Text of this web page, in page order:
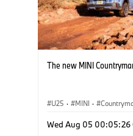
The new MINI
U25 · MINI ·
Wed Aug 05 00:05:26